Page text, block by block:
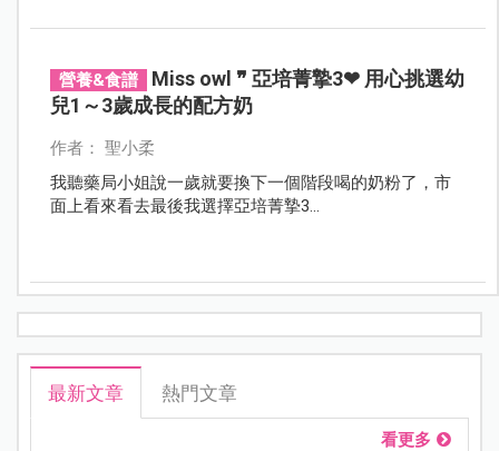
營養&食譜
Miss owl ❞ 亞培菁摯3❤ 用心挑選幼
兒1～3歲成長的配方奶
作者： 聖小柔
我聽藥局小姐說一歲就要換下一個階段喝的奶粉了，市
面上看來看去最後我選擇亞培菁摯3...
最新文章 熱門文章
看更多